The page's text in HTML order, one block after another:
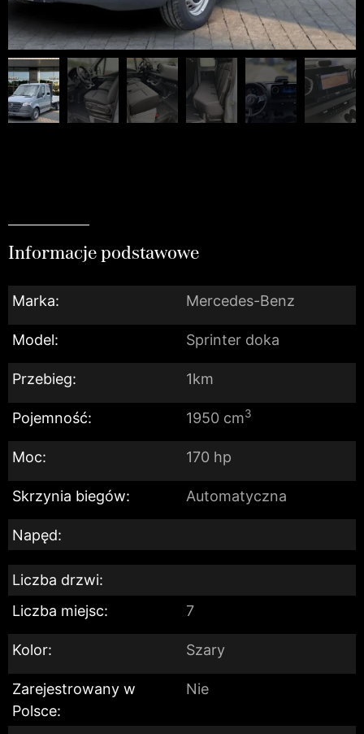
Informacje podstawowe
Marka: Mercedes-Benz
Model: Sprinter doka
Przebieg: 1km
Pojemność: 1950 cm3
Moc: 170 hp
Skrzynia biegów: Automatyczna
Napęd:
Liczba drzwi:
Liczba miejsc:
7
Kolor: Szary
Zarejestrowany w
Polsce:
Nie